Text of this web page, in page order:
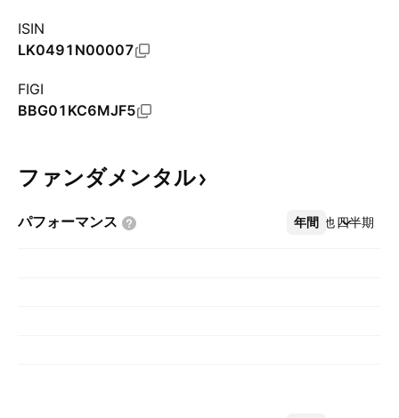
ISIN
LK0491N00007
FIGI
BBG01KC6MJF5
ファンダメンタル
パフォーマンス 年間 四半期
その他